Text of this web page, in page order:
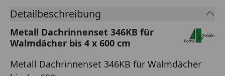
Detailbeschreibung
Metall Dachrinnenset 346KB für
Walmdächer bis 4 x 600 cm
Metall Dachrinnenset 346KB für Walmdächer